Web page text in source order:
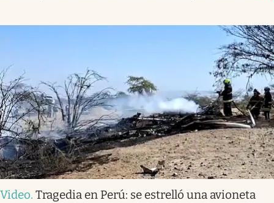
Video. Tragedia en Perú: se estrelló una avioneta